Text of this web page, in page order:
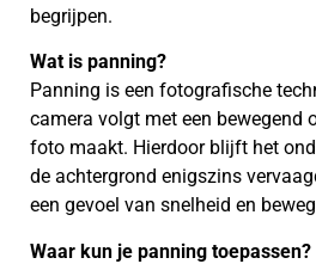
begrijpen.
Wat is panning?
Panning is een fotografische
camera volgt met een bewegend
foto maakt. Hierdoor blijft het
de achtergrond enigszins
een gevoel van snelheid en
Waar kun je panning toepassen?